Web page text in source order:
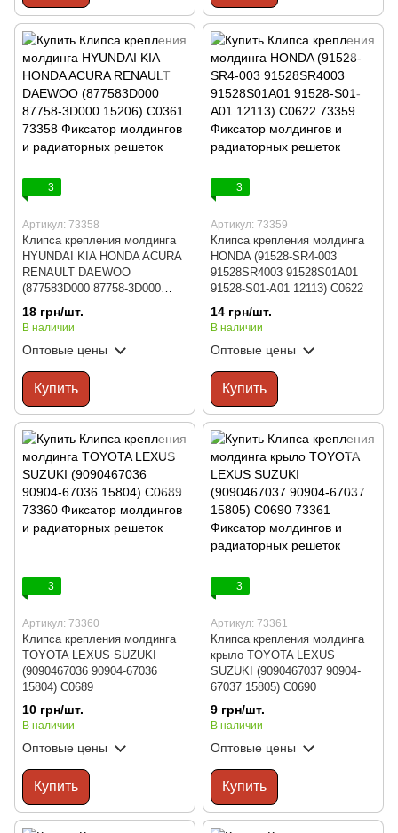
3
Артикул: 73358
Клипса крепления молдинга
HYUNDAI KIA HONDA ACURA
RENAULT DAEWOO
(877583D000 87758-3D000
15206) C0361
18 грн/шт.
В наличии
Оптовые цены
Купить
3
Артикул: 73359
Клипса крепления молдинга
HONDA (91528-SR4-003
91528SR4003 91528S01A01
91528-S01-A01 12113) C0622
14 грн/шт.
В наличии
Оптовые цены
Купить
3
Артикул: 73360
Клипса крепления молдинга
TOYOTA LEXUS SUZUKI
(9090467036 90904-67036
15804) C0689
10 грн/шт.
В наличии
Оптовые цены
Купить
3
Артикул: 73361
Клипса крепления молдинга
крыло TOYOTA LEXUS
SUZUKI (9090467037 90904-
67037 15805) C0690
9 грн/шт.
В наличии
Оптовые цены
Купить